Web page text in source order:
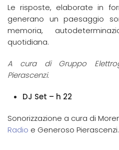
Le risposte, elaborate in
generano un paesaggio
memoria,
quotidiana.
A cura di Gruppo
Pierascenzi.
DJ Set – h 22
Sonorizzazione a cura di
Radio e Generoso